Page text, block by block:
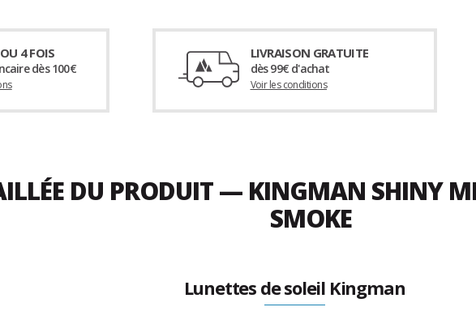
4 FOIS
dès 100€
LIVRAISON GRATUITE
dès 99€ d'achat
Voir les conditions
DU PRODUIT — KINGMAN SHINY
SMOKE
Lunettes de soleil Kingman